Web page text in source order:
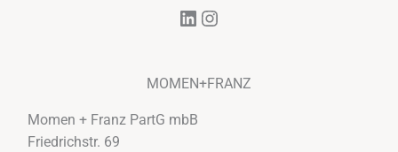
LinkedIn
Instagram
MOMEN+FRANZ
Momen + Franz PartG mbB
Friedrichstr. 69